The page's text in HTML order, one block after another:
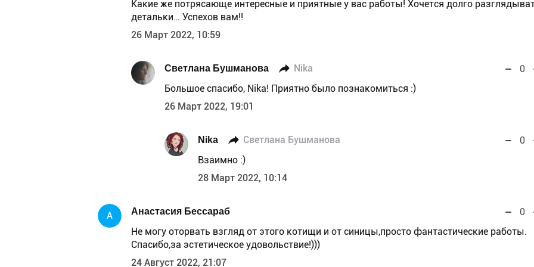
Какие же потрясающе интересные и приятные у вас работы! Хочется долго
детальки… Успехов вам!!
26 Март 2022, 10:59
Светлана Бушманова Nika
0
Большое спасибо, Nika! Приятно было познакомиться :)
26 Март 2022, 19:01
Nika Светлана Бушманова
0
Взаимно :)
28 Март 2022, 10:14
А Анастасия Бессараб
0
Не могу оторвать взгляд от этого котищи и от синицы,просто фантастические работы.
Спасибо,за эстетическое удовольствие!)))
24 Август 2022, 21:07